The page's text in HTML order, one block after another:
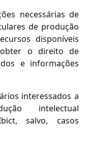
necessárias de
de produção
disponíveis
o direito de
e informações
interessados a
intelectual
salvo, casos